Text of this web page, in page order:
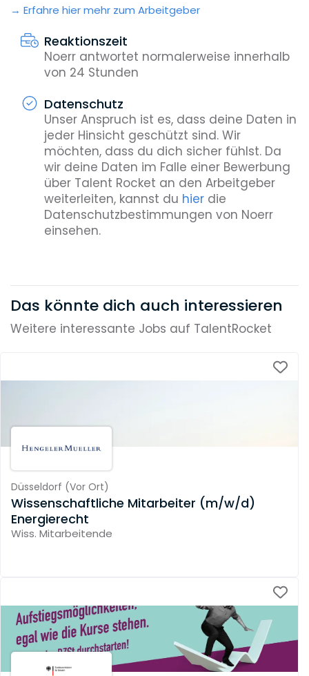
Erfahre hier mehr zum Arbeitgeber
Reaktionszeit
Noerr antwortet normalerweise innerhalb
von 24 Stunden
Datenschutz
Unser Anspruch ist es, dass deine Daten in
jeder Hinsicht geschützt sind. Wir
möchten, dass du dich sicher fühlst. Da
wir deine Daten im Falle einer Bewerbung
über Talent Rocket an den Arbeitgeber
weiterleiten, kannst du hierdie
Datenschutzbestimmungen von Noerr
einsehen.
Das könnte dich auch interessieren
Weitere interessante Jobs auf TalentRocket
Düsseldorf (Vor Ort)
Wissenschaftliche Mitarbeiter (m/w/d)
Energierecht
Wiss. Mitarbeitende